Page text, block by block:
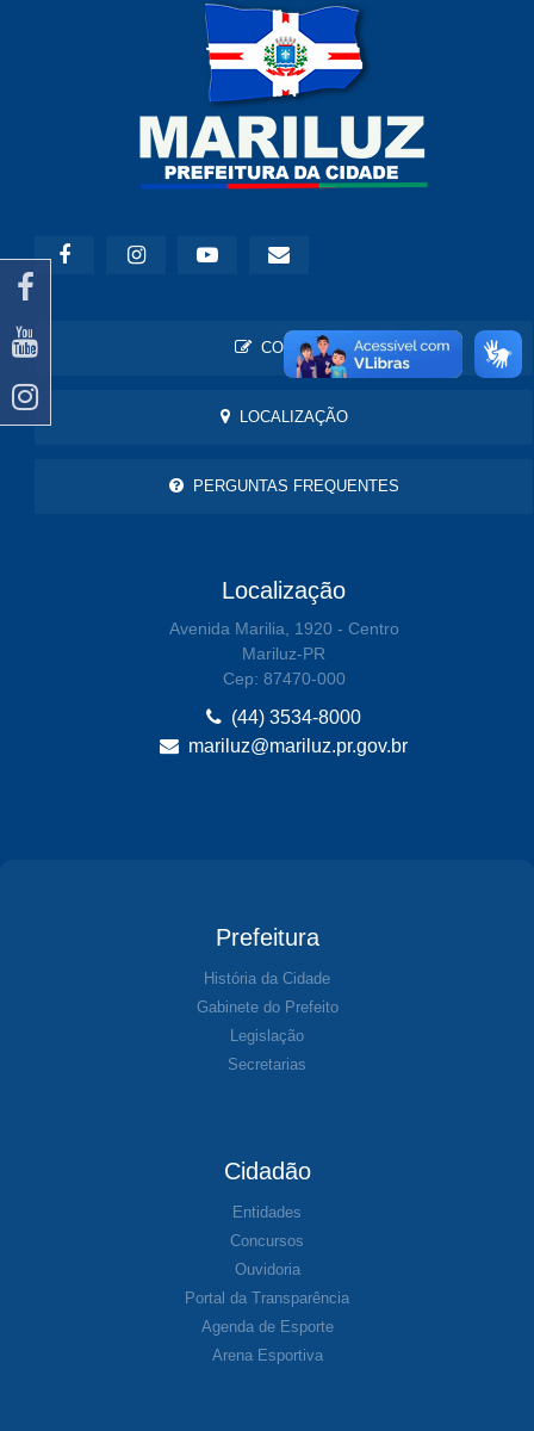
CONTATO
LOCALIZAÇÃO
PERGUNTAS FREQUENTES
Localização
Avenida Marilia, 1920 - Centro
Mariluz-PR
Cep: 87470-000
(44) 3534-8000
mariluz@mariluz.pr.gov.br
Prefeitura
História da Cidade
Gabinete do Prefeito
Legislação
Secretarias
Cidadão
Entidades
Concursos
Ouvidoria
Portal da Transparência
Agenda de Esporte
Arena Esportiva